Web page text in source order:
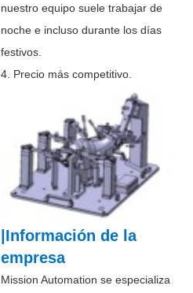
nuestro equipo suele trabajar de
noche e incluso durante los días
festivos.
4. Precio más competitivo.
|Información de la
empresa
Mission Automation se especializa